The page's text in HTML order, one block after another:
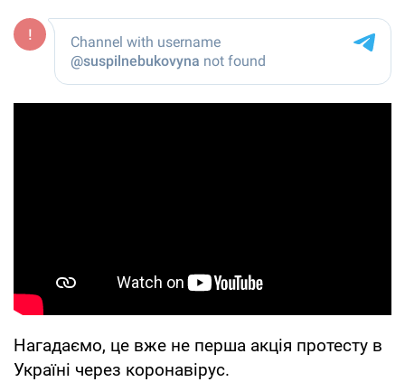
Нагадаємо, це вже не перша акція протесту в
Україні через коронавірус.